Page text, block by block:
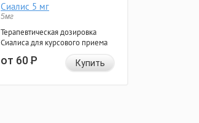
Сиалис 5 мг
5мг
Терапевтическая дозировка
Сиалиса для курсового приема
от 60Р Купить